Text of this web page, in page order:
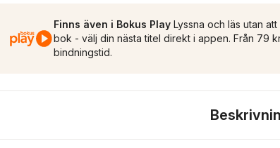
Finns även i Bokus Play Lyssna och läs utan
bok - välj din nästa titel direkt i appen. Från 79
bindningstid.